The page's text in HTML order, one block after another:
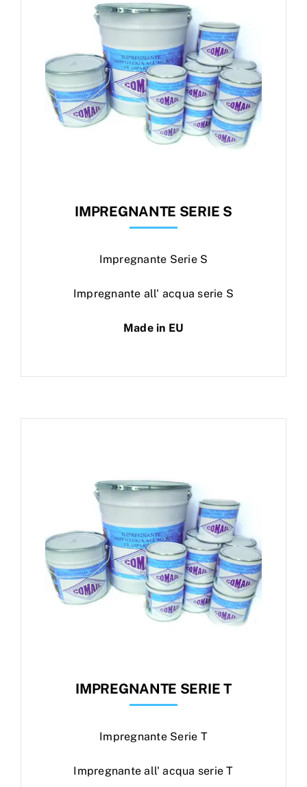
IMPREGNANTE SERIE S
Impregnante Serie S
Impregnante all' acqua serie S
Made in EU
IMPREGNANTE SERIE T
Impregnante Serie T
Impregnante all' acqua serie T